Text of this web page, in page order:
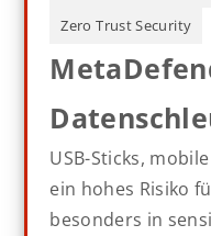
Zero Trust Security
USB-Sticks,
ein hohes Risiko
besonders in